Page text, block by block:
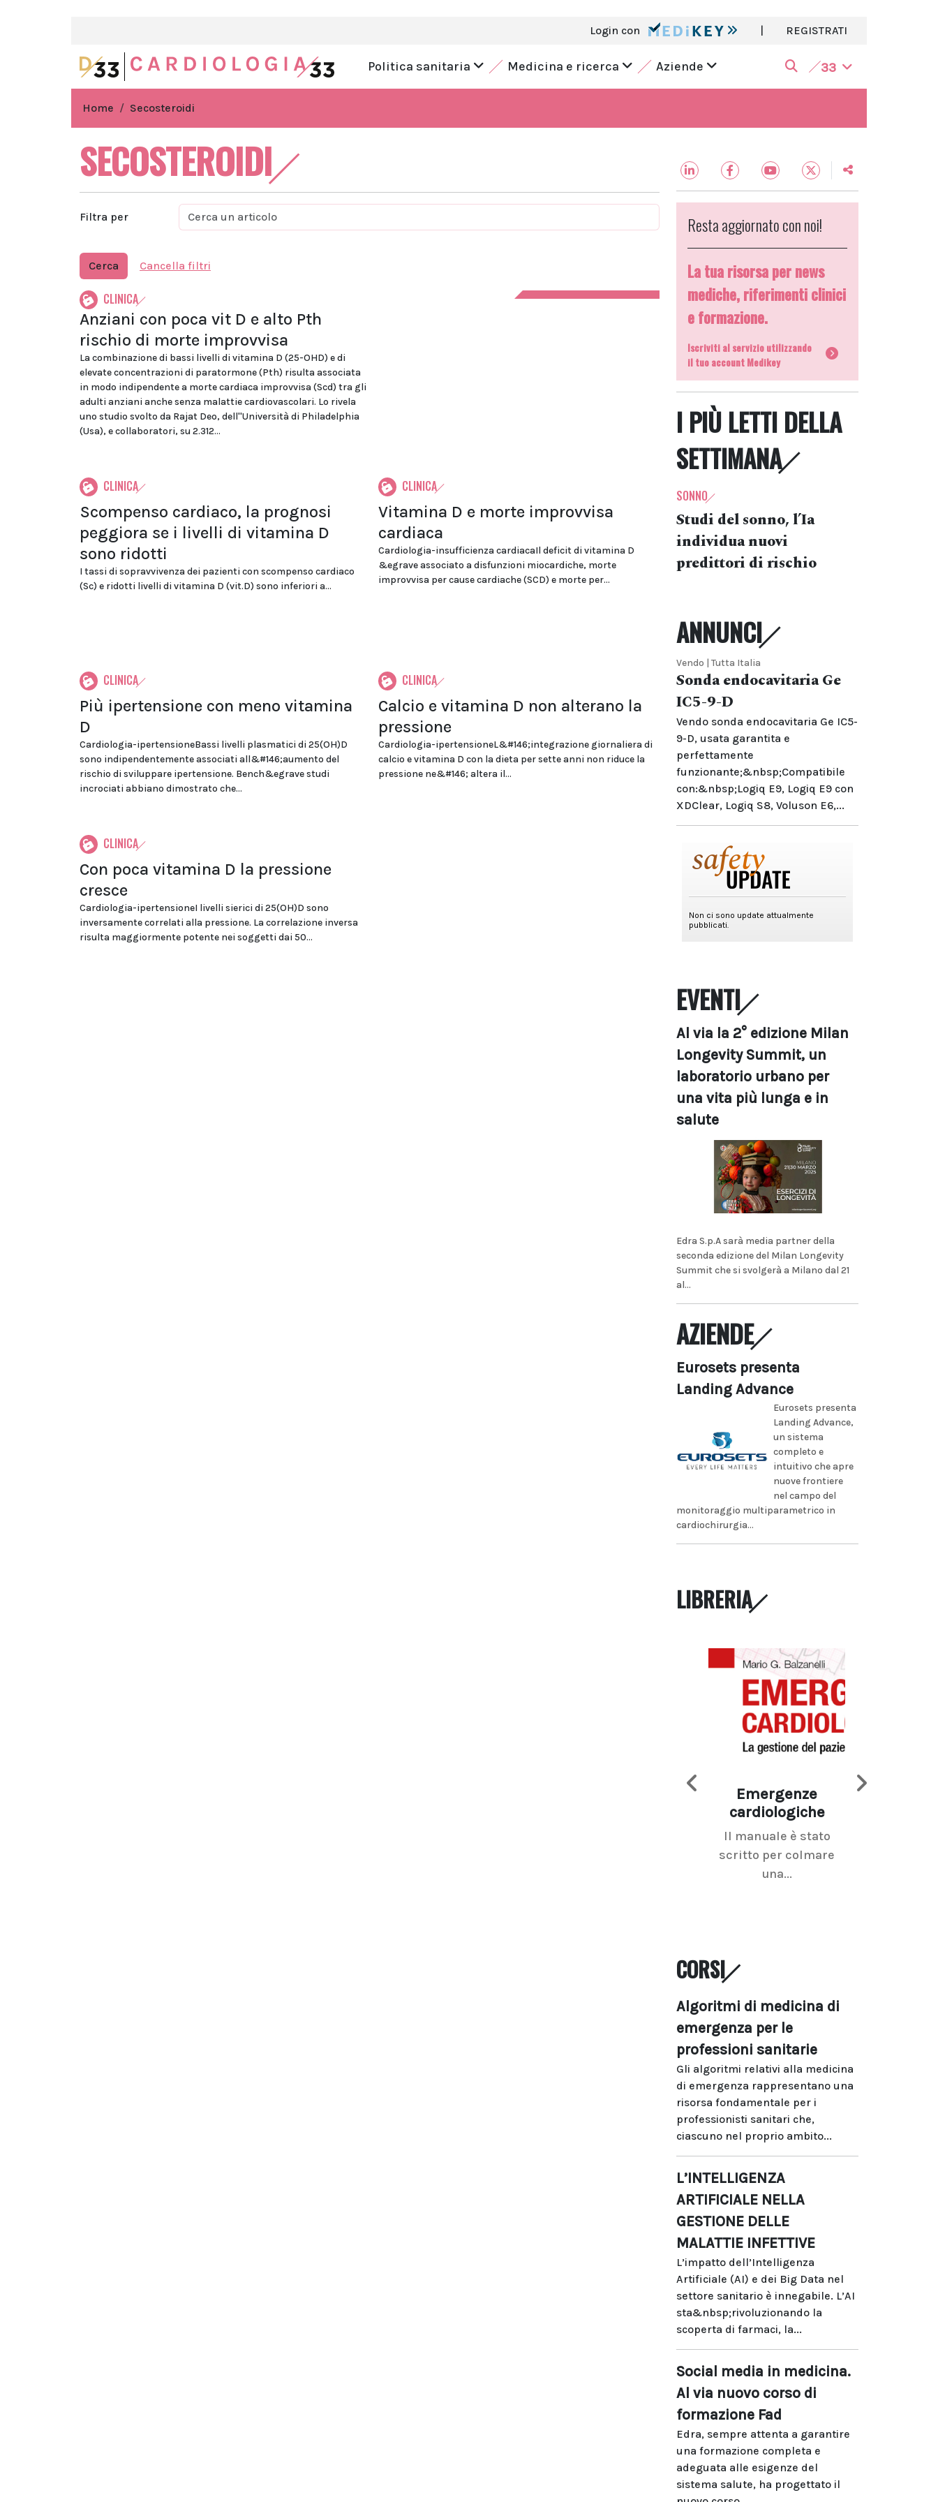
Login con | REGISTRATI
Politica sanitaria Medicina e ricerca Aziende 33
Home Secosteroidi
SECOSTEROIDI
Filtra per
Cerca Cancella filtri
CLINICA
Anziani con poca vit D e alto Pth
rischio di morte improvvisa
La combinazione di bassi livelli di vitamina D (25-OHD) e di
elevate concentrazioni di paratormone (Pth) risulta associata
in modo indipendente a morte cardiaca improvvisa (Scd) tra gli
adulti anziani anche senza malattie cardiovascolari. Lo rivela
uno studio svolto da Rajat Deo, dell''Università di Philadelphia
(Usa), e collaboratori, su 2.312...
CLINICA
Scompenso cardiaco, la prognosi
peggiora se i livelli di vitamina D
sono ridotti
I tassi di sopravvivenza dei pazienti con scompenso cardiaco
(Sc) e ridotti livelli di vitamina D (vit.D) sono inferiori a...
CLINICA
Vitamina D e morte improvvisa
cardiaca
Cardiologia-insufficienza cardiacaIl deficit di vitamina D
&egrave associato a disfunzioni miocardiche, morte
improvvisa per cause cardiache (SCD) e morte per...
CLINICA
Più ipertensione con meno vitamina
D
Cardiologia-ipertensioneBassi livelli plasmatici di 25(OH)D
sono indipendentemente associati all&#146;aumento del
rischio di sviluppare ipertensione. Bench&egrave studi
incrociati abbiano dimostrato che...
CLINICA
Calcio e vitamina D non alterano la
pressione
Cardiologia-ipertensioneL&#146;integrazione giornaliera di
calcio e vitamina D con la dieta per sette anni non riduce la
pressione ne&#146; altera il...
CLINICA
Con poca vitamina D la pressione
cresce
Cardiologia-ipertensioneI livelli sierici di 25(OH)D sono
inversamente correlati alla pressione. La correlazione inversa
risulta maggiormente potente nei soggetti dai 50...
Resta aggiornato con noi!
La tua risorsa per news
mediche, riferimenti clinici
e formazione.
Iscriviti al servizio utilizzando
il tuo account Medikey
I PIÙ LETTI DELLA
SETTIMANA
SONNO
Studi del sonno, l’Ia
individua nuovi
predittori di rischio
ANNUNCI
Vendo | Tutta Italia
Sonda endocavitaria Ge
IC5-9-D
Vendo sonda endocavitaria Ge IC5-
9-D, usata garantita e
perfettamente
funzionante;&nbsp;Compatibile
con:&nbsp;Logiq E9, Logiq E9 con
XDClear, Logiq S8, Voluson E6,...
EVENTI
Al via la 2° edizione Milan
Longevity Summit, un
laboratorio urbano per
una vita più lunga e in
salute
Edra S.p.A sarà media partner della
seconda edizione del Milan Longevity
Summit che si svolgerà a Milano dal 21
al...
AZIENDE
Eurosets presenta
Landing Advance
Eurosets presenta
Landing Advance,
un sistema
completo e
intuitivo che apre
nuove frontiere
nel campo del
monitoraggio multiparametrico in
cardiochirurgia...
LIBRERIA
Emergenze
cardiologiche
Il manuale è stato
scritto per colmare
una...
CORSI
Algoritmi di medicina di
emergenza per le
professioni sanitarie
Gli algoritmi relativi alla medicina
di emergenza rappresentano una
risorsa fondamentale per i
professionisti sanitari che,
ciascuno nel proprio ambito...
L’INTELLIGENZA
ARTIFICIALE NELLA
GESTIONE DELLE
MALATTIE INFETTIVE
L’impatto dell’Intelligenza
Artificiale (AI) e dei Big Data nel
settore sanitario è innegabile. L’AI
sta&nbsp;rivoluzionando la
scoperta di farmaci, la...
Social media in medicina.
Al via nuovo corso di
formazione Fad
Edra, sempre attenta a garantire
una formazione completa e
adeguata alle esigenze del
sistema salute, ha progettato il